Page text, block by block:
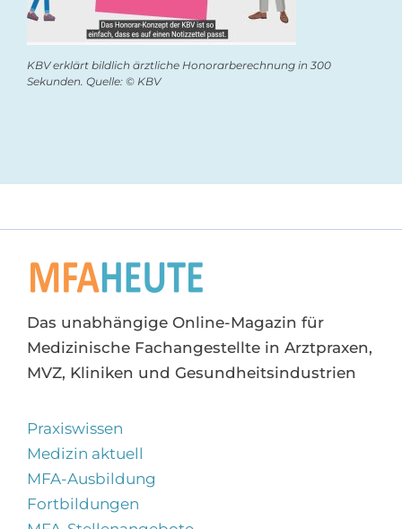
KBV erklärt bildlich ärztliche Honorarberechnung in 300
Sekunden. Quelle: © KBV
Das unabhängige Online-Magazin für
Medizinische Fachangestellte in Arztpraxen,
MVZ, Kliniken und Gesundheitsindustrien
Praxiswissen
Medizin aktuell
MFA-Ausbildung
Fortbildungen